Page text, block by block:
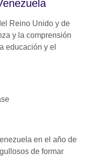
Reino Unido y de
y la comprensión
educación y el
en el año de
de formar